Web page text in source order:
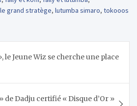
le grand stratège, lutumba simaro, tokooos
le Jeune Wiz se cherche une place
de Dadju certifié « Disque d’Or »